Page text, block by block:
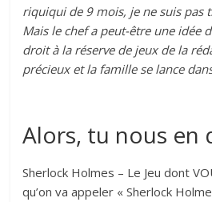
riquiqui de 9 mois, je ne suis pas
Mais le chef a peut-être une idée
droit à la réserve de jeux de la
précieux et la famille se lance
Alors, tu nous en
Sherlock Holmes – Le Jeu dont
qu’on va appeler « Sherlock